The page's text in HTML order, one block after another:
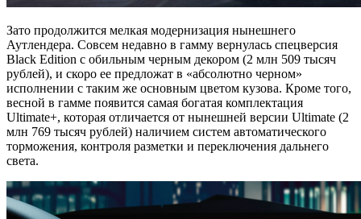
Зато продолжится мелкая модернизация нынешнего
Аутлендера. Совсем недавно в гамму вернулась спецверсия
Black Edition с обильным черным декором (2 млн 509 тысяч
рублей), и скоро ее предложат в «абсолютно черном»
исполнении с таким же основным цветом кузова. Кроме того,
весной в гамме появится самая богатая комплектация
Ultimate+, которая отличается от нынешней версии Ultimate (2
млн 769 тысяч рублей) наличием систем автоматического
торможения, контроля разметки и переключения дальнего
света.